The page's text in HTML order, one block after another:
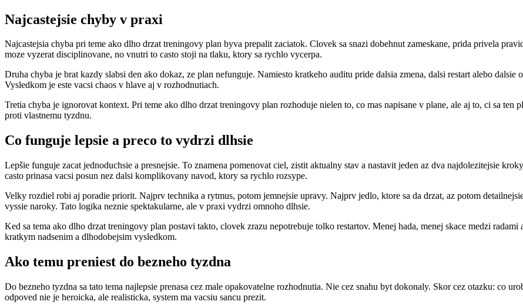
Najcastejsie chyby v praxi
Najcastejsia chyba pri teme ako dlho drzat treningovy plan byva prepalit zaciatok. Clovek sa snazi dobehnut zameskane, prida privela
moze vyzerat disciplinovane, no vnutri to casto stoji na tlaku, ktory sa rychlo vycerpa.
Druha chyba je brat kazdy slabsi den ako dokaz, ze plan nefunguje. Namiesto kratkeho auditu pride dalsia zmena, dalsi restart alebo
Vysledkom je este vacsi chaos v hlave aj v rozhodnutiach.
Tretia chyba je ignorovat kontext. Pri teme ako dlho drzat treningovy plan rozhoduje nielen to, co mas napisane v plane, ale aj to, ci sa ten
proti vlastnemu tyzdnu.
Co funguje lepsie a preco to vydrzi dlhsie
Lepšie funguje zacat jednoduchsie a presnejsie. To znamena pomenovat ciel, zistit aktualny stav a nastavit jeden az dva najdolezitejsie
casto prinasa vacsi posun nez dalsi komplikovany navod, ktory sa rychlo rozsype.
Velky rozdiel robi aj poradie priorit. Najprv technika a rytmus, potom jemnejsie upravy. Najprv jedlo, ktore sa da drzat, az potom
vyssie naroky. Tato logika neznie spektakularne, ale v praxi vydrzi omnoho dlhsie.
Ked sa tema ako dlho drzat treningovy plan postavi takto, clovek zrazu nepotrebuje tolko restartov. Menej hada, menej skace medzi
kratkym nadsenim a dlhodobejsim vysledkom.
Ako temu preniest do bezneho tyzdna
Do bezneho tyzdna sa tato tema najlepsie prenasa cez male opakovatelne rozhodnutia. Nie cez snahu byt dokonaly. Skor cez otazku: co
odpoved nie je heroicka, ale realisticka, system ma vacsiu sancu prezit.